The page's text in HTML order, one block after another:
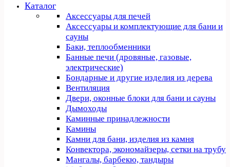
Каталог
Аксессуары для печей
Аксессуары и комплектующие для бани и
сауны
Баки, теплообменники
Банные печи (дровяные, газовые,
электрические)
Бондарные и другие изделия из дерева
Вентиляция
Двери, оконные блоки для бани и сауны
Дымоходы
Каминные принадлежности
Камины
Камни для бани, изделия из камня
Конвектора, экономайзеры, сетки на трубу
Мангалы, барбекю, тандыры